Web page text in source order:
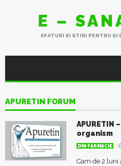
E –
SFATURI SI STIRI PENTRU SI
APURETIN FORUM
APURETIN
organism
DIN FARMACIE
Cam de 2